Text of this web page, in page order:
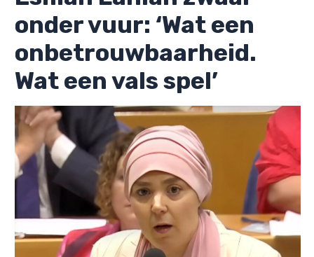
onder vuur: ‘Wat een
onbetrouwbaarheid.
Wat een vals spel’